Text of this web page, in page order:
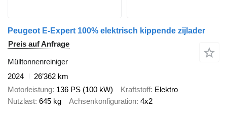
Peugeot E-Expert 100% elektrisch kippende zijlader
Preis auf Anfrage
Mülltonnenreiniger
2024
26’362 km
Motorleistung 136 PS (100 kW) Kraftstoff Elektro
Nutzlast 645 kg Achsenkonfiguration 4x2